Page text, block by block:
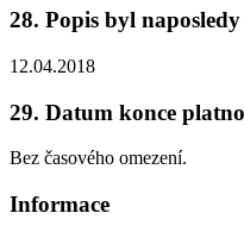
28. Popis byl
12.04.2018
29. Datum konce
Bez časového omezení.
Informace